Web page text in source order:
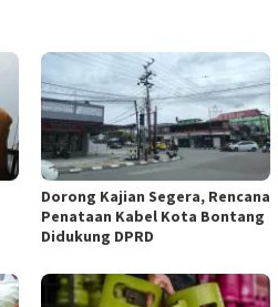
Dorong Kajian Segera, Rencana
Penataan Kabel Kota Bontang
Didukung DPRD